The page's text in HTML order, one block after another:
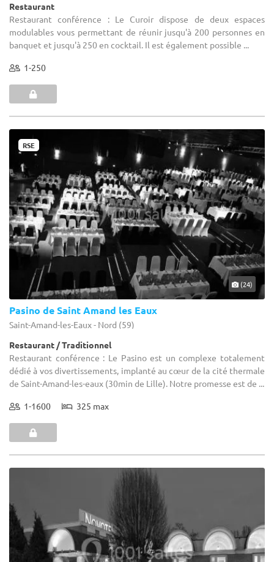
Restaurant
Restaurant conférence : Le Curoir dispose de deux espaces
modulables vous permettant de réunir jusqu'à 200 personnes en
banquet et jusqu'à 250 en cocktail. Il est également possible ...
1-250
RSE
(24)
Pasino de Saint Amand les Eaux
Saint-Amand-les-Eaux - Nord (59)
Restaurant / Traditionnel
Restaurant conférence : Le Pasino est un complexe totalement
dédié à vos divertissements, implanté au cœur de la cité thermale
de Saint-Amand-les-eaux (30min de Lille). Notre promesse est de ...
1-1600 325 max